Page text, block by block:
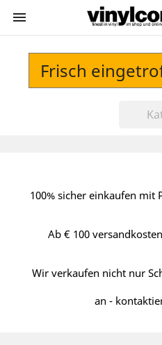

Frisch
100% sicher einkaufen mit
Ab € 100
Wir verkaufen nicht nur
an -